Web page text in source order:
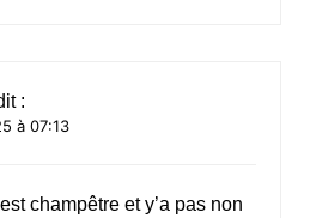
:
à 07:13
champêtre et y’a pas non